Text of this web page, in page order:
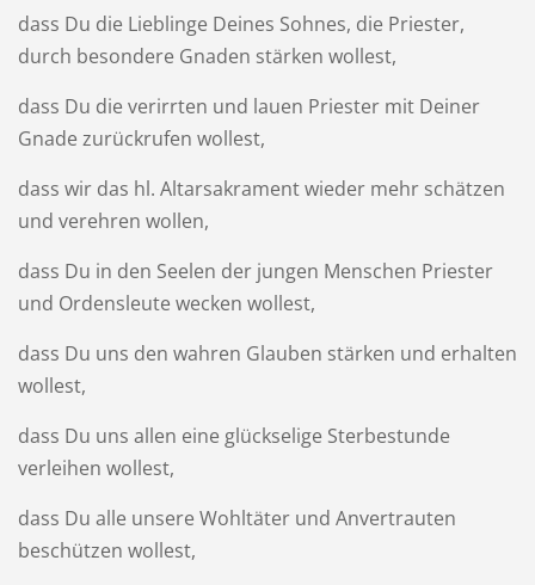
dass Du die Lieblinge Deines Sohnes, die Priester,
durch besondere Gnaden stärken wollest,
dass Du die verirrten und lauen Priester mit Deiner
Gnade zurückrufen wollest,
dass wir das hl. Altarsakrament wieder mehr schätzen
und verehren wollen,
dass Du in den Seelen der jungen Menschen Priester
und Ordensleute wecken wollest,
dass Du uns den wahren Glauben stärken und erhalten
wollest,
dass Du uns allen eine glückselige Sterbestunde
verleihen wollest,
dass Du alle unsere Wohltäter und Anvertrauten
beschützen wollest,